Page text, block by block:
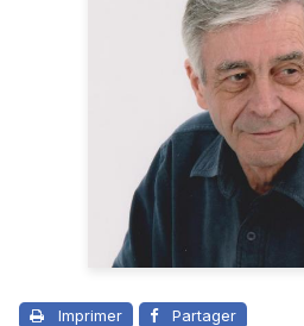
Imprimer Partager